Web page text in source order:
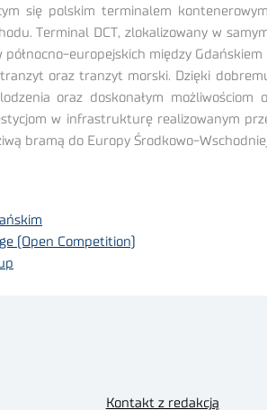
się polskim terminalem
Terminal DCT, zlokalizowany w
europejskich między Gdańskiem
oraz tranzyt morski. Dzięki
oraz doskonałym
w infrastrukturę realizowanym
bramą do Europy Środkowo-
(Open Competition)
Kontakt z redakcją